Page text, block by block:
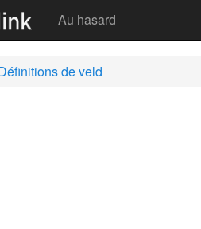
Au hasard
de veld
Veld